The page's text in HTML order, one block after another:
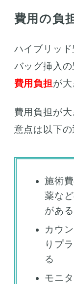
費用の負
ハイブリッ
バッグ挿入の
費用負担が大
費用負担が
意点は以下の
施術
薬な
がある
カウ
りプ
る
モニ